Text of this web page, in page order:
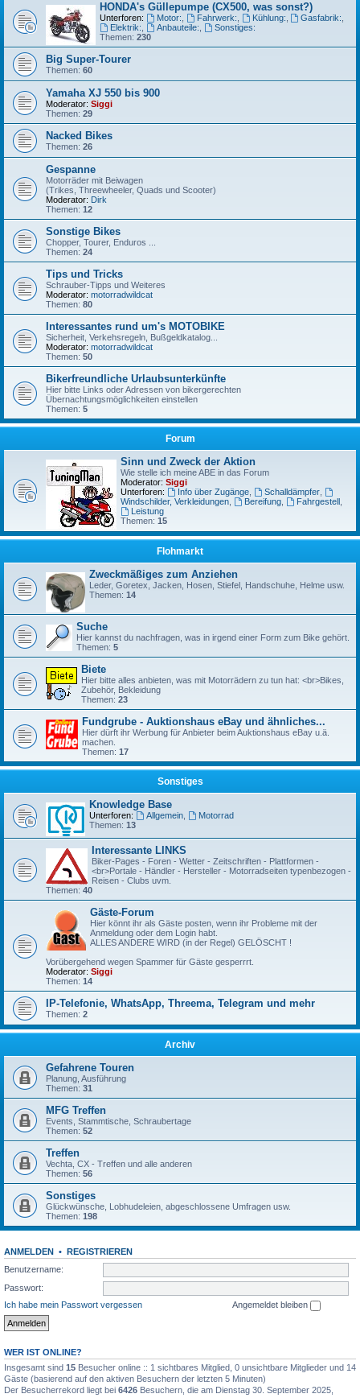
HONDA's Güllepumpe (CX500, was sonst?)
Unterforen: Motor: Fahrwerk: Kühlung: Gasfabrik:
Elektrik:
Anbauteile:
Sonstiges:
Themen: 230
Big Super-Tourer
Themen: 60
Yamaha XJ 550 bis 900
Moderator: Siggi
Themen: 29
Nacked Bikes
Themen: 26
Gespanne
Motorräder mit Beiwagen
(Trikes, Threewheeler, Quads und Scooter)
Moderator: Dirk
Themen: 12
Sonstige Bikes
Chopper, Tourer, Enduros ...
Themen: 24
Tips und Tricks
Schrauber-Tipps und Weiteres
Moderator: motorradwildcat
Themen: 80
Interessantes rund um's MOTOBIKE
Sicherheit, Verkehsregeln, Bußgeldkatalog...
Moderator: motorradwildcat
Themen: 50
Bikerfreundliche Urlaubsunterkünfte
Hier bitte Links oder Adressen von bikergerechten
Übernachtungsmöglichkeiten einstellen
Themen: 5
Forum
Sinn und Zweck der Aktion
Wie stelle ich meine ABE in das Forum
Moderator: Siggi
Unterforen:
Info über Zugänge, Schalldämpfer,
Windschilder, Verkleidungen
Bereifung, Fahrgestell,
Leistung
Themen: 15
Flohmarkt
Zweckmäßiges zum Anziehen
Leder, Goretex, Jacken, Hosen, Stiefel, Handschuhe, Helme usw.
Themen: 14
Suche
Hier kannst du nachfragen, was in irgend einer Form zum Bike gehört.
Themen: 5
Biete
Hier bitte alles anbieten, was mit Motorrädern zu tun hat: <br>Bikes,
Zubehör, Bekleidung
Themen: 23
Fundgrube - Auktionshaus eBay und ähnliches...
Hier dürft ihr Werbung für Anbieter beim Auktionshaus eBay u.ä.
machen.
Themen: 17
Sonstiges
Knowledge Base
Unterforen: Allgemein,
Motorrad
Themen: 13
Interessante LINKS
Biker-Pages - Foren - Wetter - Zeitschriften - Plattformen -
<br>Portale - Händler - Hersteller - Motorradseiten typenbezogen -
Reisen - Clubs uvm.
Themen: 40
Gäste-Forum
Hier könnt ihr als Gäste posten, wenn ihr Probleme mit der
Anmeldung oder dem Login habt.
ALLES ANDERE WIRD (in der Regel) GELÖSCHT !
Vorübergehend wegen Spammer für Gäste gesperrrt.
Moderator: Siggi
Themen: 14
IP-Telefonie, WhatsApp, Threema, Telegram und mehr
Themen: 2
Archiv
Gefahrene Touren
Planung, Ausführung
Themen: 31
MFG Treffen
Events, Stammtische, Schraubertage
Themen: 52
Treffen
Vechta, CX - Treffen und alle anderen
Themen: 56
Sonstiges
Glückwünsche, Lobhudeleien, abgeschlossene Umfragen usw.
Themen: 198
ANMELDEN • REGISTRIEREN
Benutzername:
Passwort:
Ich habe mein Passwort vergessen
Angemeldet bleiben
WER IST ONLINE?
Insgesamt sind 15 Besucher online :: 1 sichtbares Mitglied, 0 unsichtbare Mitglieder und 14
Gäste (basierend auf den aktiven Besuchern der letzten 5 Minuten)
Der Besucherrekord liegt bei 6426 Besuchern, die am Dienstag 30. September 2025,